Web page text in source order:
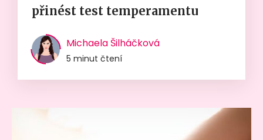
přinést test temperamentu
Michaela Šilháčková
5 minut čtení